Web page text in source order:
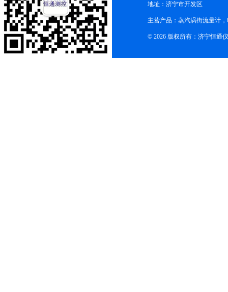
地址：济宁市开发区
主营产品：蒸汽涡街流量计
© 2026 版权所有：济宁恒通